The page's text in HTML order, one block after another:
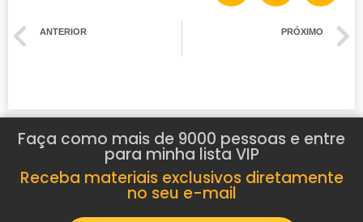
ANTERIOR PRÓXIMO
Faça como mais de 9000 pessoas e entre
para minha lista VIP
Receba materiais exclusivos diretamente
no seu e-mail